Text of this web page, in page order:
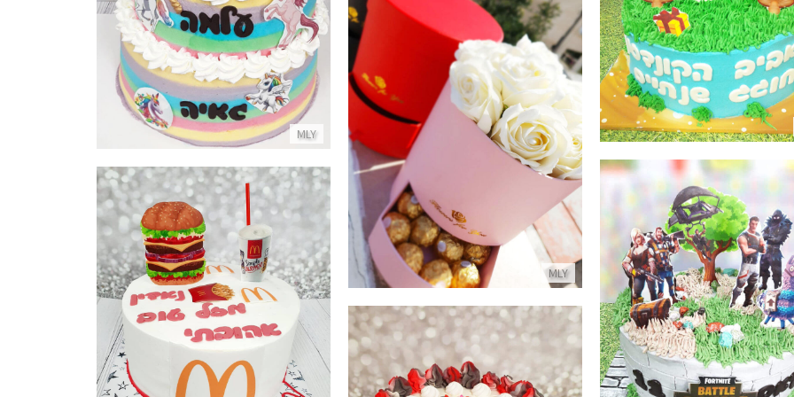
MLY
פרטים נוספים
MLY
מארזי שוקולדים ופרחים
פרטים נוספים
עוגת פורטנייט מעוצבת
פרטים נוספים
עוגת מקדונלדס
פרטים נוספים